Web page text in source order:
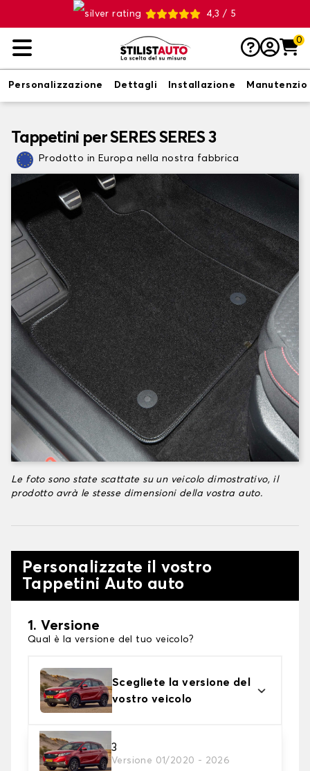
4,3 / 5
0
Personalizzazione Dettagli Installazione
Tappetini per SERES SERES 3
Prodotto in Europa nella nostra fabbrica
Le foto sono state scattate su un veicolo dimostrativo, il
prodotto avrà le stesse dimensioni della vostra auto.
Personalizzate il vostro
Tappetini Auto auto
1. Versione
Qual è la versione del tuo veicolo?
Scegliete la versione del
vostro veicolo
3
Versione 01/2020 - 2026
2. Materiale
Scegli il materiale del tappetini auto